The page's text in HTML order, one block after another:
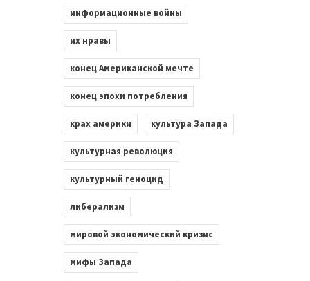
информационные войны
их нравы
конец Американской мечте
конец эпохи потребления
крах америки культура Запада
культурная революция
культурный геноцид
либерализм
мировой экономический кризис
мифы Запада